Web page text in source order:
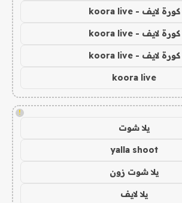
كورة لايف - koora live
كورة لايف - koora live
كورة لايف - koora live
koora live
!
يلا شوت
yalla shoot
يلا شوت زون
يلا لايف